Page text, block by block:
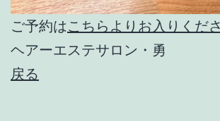
ご予約はこちらよりお入りくだ
ヘアーエステサロン・勇
戻る